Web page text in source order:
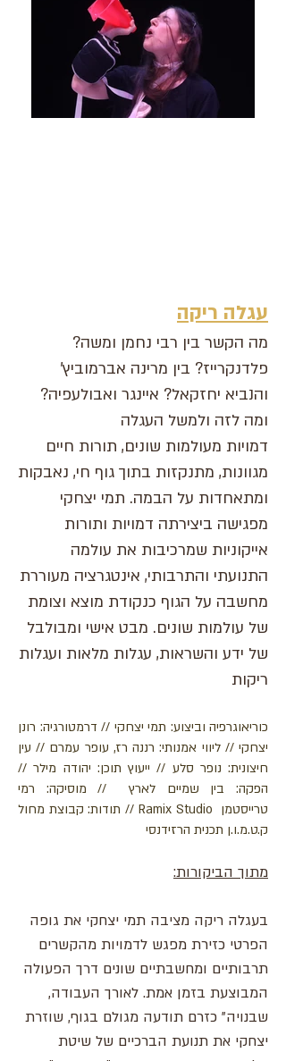
עגלה ריקה
?מה הקשר בין רבי נחמן ומשה
פלדנקרייז? בין מרינה אברמוביץ'
והנביא יחזקאל? איינגר ואבולעפיה?
ומה לזה ולמשל העגלה
דמויות מעולמות שונים, תורות חיים
מגוונות, מתנקזות בתוך גוף חי, נאבקות
ומתאחדות על הבמה. תמי יצחקי
מפגישה ביצירתה דמויות ותורות
אייקוניות שמרכיבות את עולמה
התנועתי והתרבותי, אינטגרציה מעוררת
מחשבה על הגוף כנקודת מוצא וצומת
של עולמות שונים. מבט אישי ומבולבל
של ידע והשראות, עגלות מלאות ועגלות
ריקות
כוריאוגרפיה וביצוע: תמי יצחקי // ​דרמטורגיה: רונן
יצחקי // ליווי אמנותי: רננה רז, עופר עמרם // עין
חיצונית: נופר סלע // ייעוץ תוכן: יהודה מילר //
הפקה: בין שמיים לארץ // מוסיקה: רמי
טרייסטמן
// תודות: קבוצת מחול
ק.ט.מ.ו.ן תכנית הרזידנסי
:מתוך הביקורות
בעגלה ריקה מציבה תמי יצחקי את גופה
הפרטי כזירת מפגש לדמויות מהקשרים
תרבותיים ומחשבתיים שונים דרך הפעולה
המבוצעת בזמן אמת. לאורך העבודה,
שבנויה" כזרם תודעה מגולם בגוף, שוזרת
יצחקי את תנועת הברכיים של שיטת